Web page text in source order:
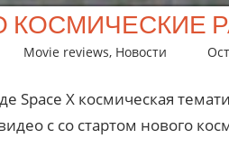
КОСМИЧЕСКИЕ
Movie reviews, Новости
Space X космическая
с со стартом нового